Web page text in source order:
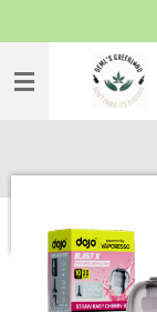
Hauptinhalt
springen